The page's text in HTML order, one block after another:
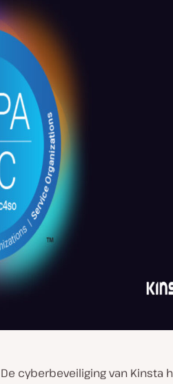
De cyberbeveiliging van Kinsta